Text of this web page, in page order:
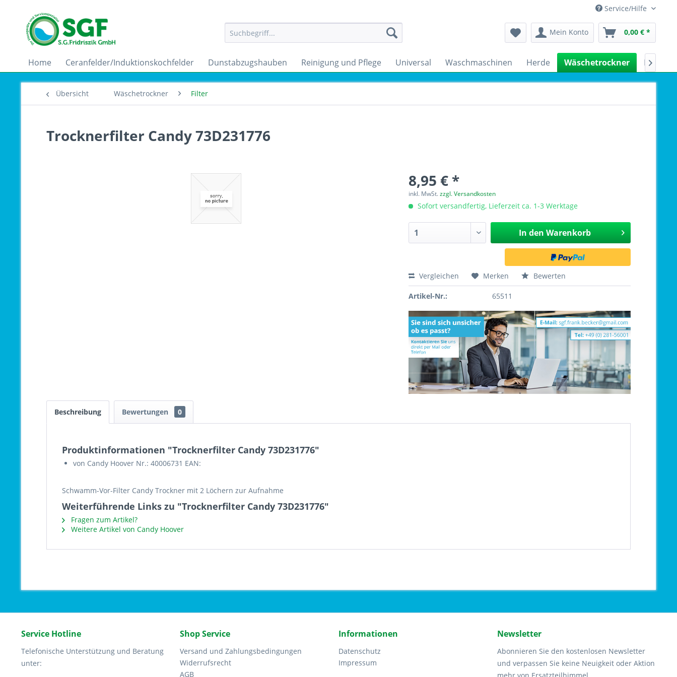
Service/Hilfe
Mein Konto 0,00 € *
Home Ceranfelder/Induktionskochfelder Dunstabzugshauben Reinigung und Pflege Universal Waschmaschinen Herde Wäschetrockner 
Übersicht Wäschetrockner Filter
Trocknerfilter Candy 73D231776
8,95 € *
inkl. MwSt.zzgl. Versandkosten
Sofort versandfertig, Lieferzeit ca. 1-3 Werktage
In den Warenkorb
Vergleichen Merken Bewerten
Artikel-Nr.: 65511
Beschreibung Bewertungen 0
Produktinformationen "Trocknerfilter Candy 73D231776"
von Candy Hoover Nr.: 40006731 EAN:
Schwamm-Vor-Filter Candy Trockner mit 2 Löchern zur Aufnahme
Weiterführende Links zu "Trocknerfilter Candy 73D231776"
Fragen zum Artikel?
Weitere Artikel von Candy Hoover
Service Hotline
Telefonische Unterstützung und Beratung
unter:
Shop Service
Versand und Zahlungsbedingungen
Widerrufsrecht
AGB
Informationen
Datenschutz
Impressum
Newsletter
Abonnieren Sie den kostenlosen Newsletter
und verpassen Sie keine Neuigkeit oder Aktion